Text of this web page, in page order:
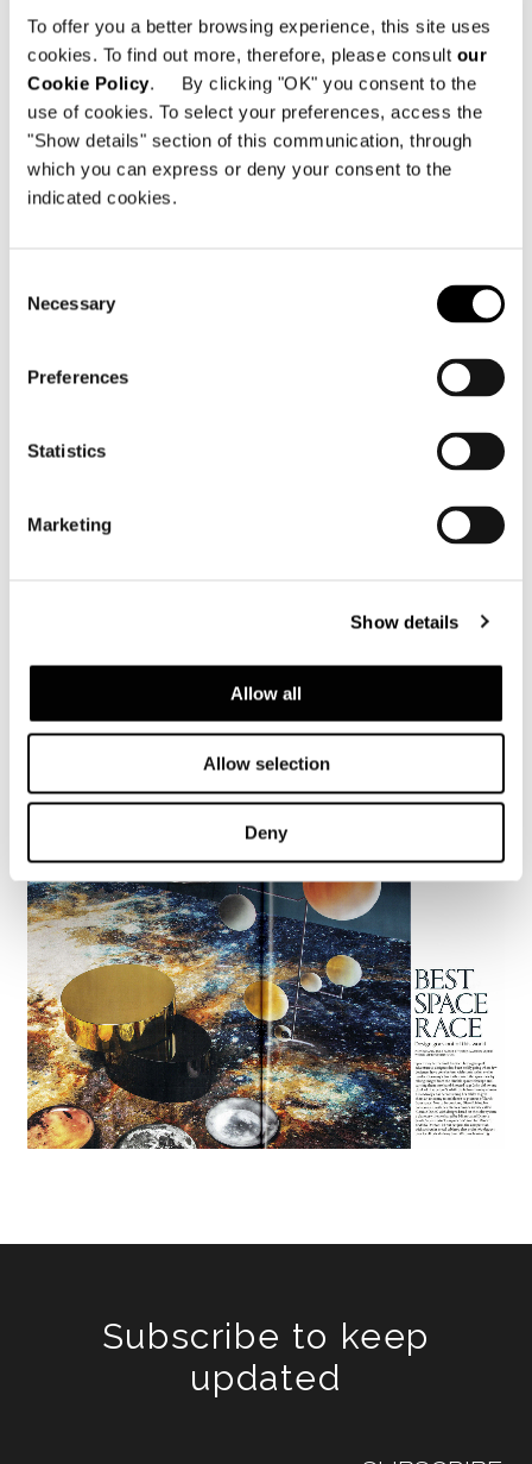
To offer you a better browsing experience, this site uses
cookies. To find out more, therefore, please consult our
Cookie Policy. By clicking "OK" you consent to the
use of cookies. To select your preferences, access the
"Show details" section of this communication, through
which you can express or deny your consent to the
indicated cookies.
Selection
Necessary
Preferences
Statistics
Marketing
Show details
Allow all
Allow selection
Deny
VIEW GALLERY
Subscribe to keep
updated